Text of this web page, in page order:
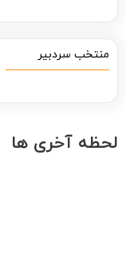
منتخب سردبیر
لحظه آخری ها